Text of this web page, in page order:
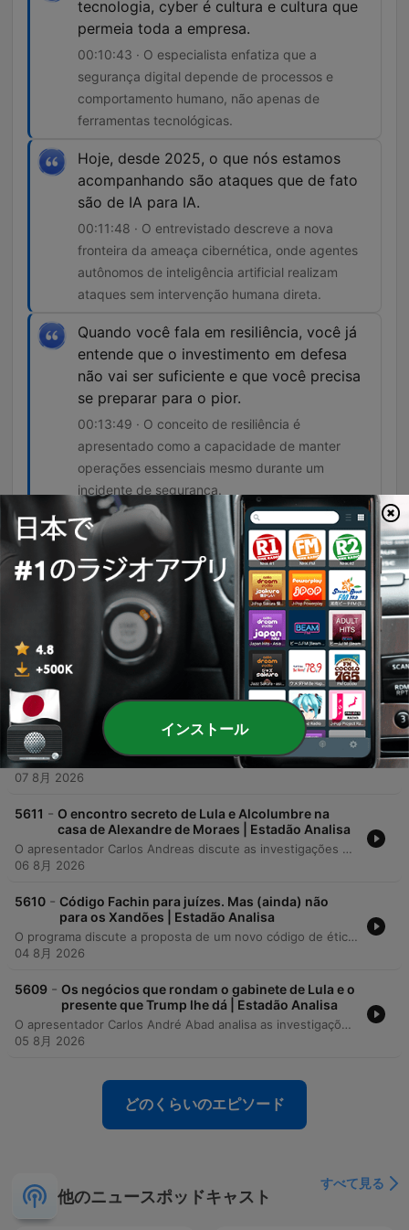
tecnologia, cyber é cultura e cultura que
permeia toda a empresa.
00:10:43 · O especialista enfatiza que a
segurança digital depende de processos e
comportamento humano, não apenas de
ferramentas tecnológicas.
Hoje, desde 2025, o que nós estamos
acompanhando são ataques que de fato
são de IA para IA.
00:11:48 · O entrevistado descreve a nova
fronteira da ameaça cibernética, onde agentes
autônomos de inteligência artificial realizam
ataques sem intervenção humana direta.
Quando você fala em resiliência, você já
entende que o investimento em defesa
não vai ser suficiente e que você precisa
se preparar para o pior.
00:13:49 · O conceito de resiliência é
apresentado como a capacidade de manter
operações essenciais mesmo durante um
incidente de segurança.
エピソード
Start #440 com Daniel Gonzales:
Infraestruturas críticas na era da IA - novos
riscos, novas defesas
O episódio aborda a crescente vulnerabilidade de infraestruturas críticas, como redes de energia e água, devido à expansão do IoT e ao surgimento de ataques autônomos baseados em IA. A discussão destaca a transição da cibersegurança de um problema técnico para um risco estratégico de negócio e a importância da resiliência cibernética. Além disso, analisa-se como a maturidade digital no Brasil é impulsionada por regulamentações governamentais em setores como finanças e energia, contrastando com a baixa maturidade no agronegócio. O debate conclui defendendo que a inteligência artificial deve atuar de forma colaborativa com o fator humano na defesa cibernética.
08 8月 2026
5612 - Caso Lulinha: as desconfianças entre André
Mendonça e a direção da Polícia Federal |
Estadão Analisa
O episódio analisa as crescentes tensões entre a Polícia Federal, o governo Lula e ministros do STF, como André Mendonça e Flávio Dino. O apresentador discute as articulações políticas em ano eleitoral envolvendo figuras como Davi Alcolumbre e os possíveis interesses de sobrevivência política que movem as relações entre os poderes. A discussão aborda ainda suspeitas de vazamentos de informações sigilosas, a autonomia da PF diante de métodos investigativos questionáveis e críticas ao uso de funções ministeriais para fins políticos. O programa também examina o impacto das interferências institucionais na imagem do governo e a disparidade salarial entre magistrados e cidadãos comuns.
07 8月 2026
5611 - O encontro secreto de Lula e Alcolumbre na
casa de Alexandre de Moraes | Estadão Analisa
O apresentador Carlos Andreas discute as investigações sobre Marco Aurélio Ribeiro, o Marcola, ex-chefe de gabinete de Lula, abordando suspeitas de pagamentos por parte da lobista Roberta Luxinger e possíveis vazamentos de informações sigilosas da Polícia Federal. O episódio também analisa a crise na República após um encontro privado entre Lula, Alexandre de Moraes e Davi Alcolumbre. A análise prossegue com as articulações políticas entre o governo e lideranças do Senado, sugerindo que interesses de sobrevivência política unem figuras de espectros opostos. Por fim, discute-se a escolha de Alfredo Gaspar como vice na chapa de Flávio Bolsonaro, interpretada como uma solução de última instância diante do isolamento político.
06 8月 2026
5610 - Código Fachin para juízes. Mas (ainda) não
para os Xandões | Estadão Analisa
O programa discute a proposta de um novo código de ética para juízes e as críticas à falta de aplicação similar ao STF, abordando também temas como liberdade de crítica e a defesa das urnas eletrônicas. O debate se estende às investigações da Polícia Federal, manobras processuais no STF e a crise de identidade política do governo Lula. A análise percorre ainda as movimentações políticas para 2030, o crescimento patrimonial de Jacques Wagner e a dinâmica de poder no Congresso através das emendas parlamentares. Por fim, examina-se o isolamento político de Flávio Bolsonaro e as estratégias de discurso antissistema.
04 8月 2026
5609 - Os negócios que rondam o gabinete de Lula e o
presente que Trump lhe dá | Estadão Analisa
O apresentador Carlos André Abad analisa as investigações sobre Marco Aurélio Santana Ribeiro, o 'Marcola', ex-chefe de gabinete do presidente Lula, que teria recebido um empréstimo de R$ 249 mil de uma lobista. O episódio explora o poder de influência de Marcola no Palácio do Planalto e as implicações éticas dessa relação financeira. A análise também aborda a crise diplomática entre Brasil e Estados Unidos após o cancelamento de vistos de funcionários americanos, interpretado como tentativa de interferência eleitoral, e as estratégias políticas de Lula frente ao cenário internacional. Por fim, discute-se uma investigação da Polícia Federal sobre movimentações financeiras ligadas ao senador Everton Rocha e o cenário político de Flávio Bolsonaro.
05 8月 2026
どのくらいのエピソード
他のニュースポッドキャスト
すべて見る
インストール